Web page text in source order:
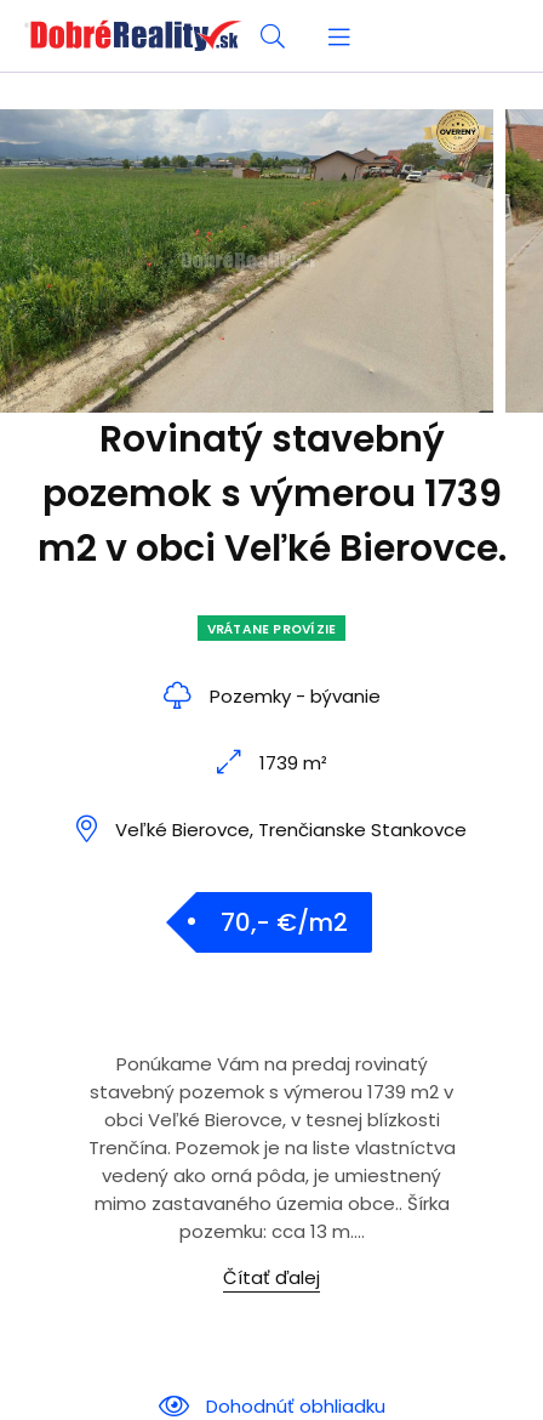
Rovinatý stavebný
pozemok s výmerou 1739
m2 v obci Veľké Bierovce.
VRÁTANE PROVÍZIE
Pozemky - bývanie
1739 m²
Veľké Bierovce, Trenčianske Stankovce
70,- €/m2
Ponúkame Vám na predaj rovinatý
stavebný pozemok s výmerou 1739 m2 v
obci Veľké Bierovce, v tesnej blízkosti
Trenčína. Pozemok je na liste vlastníctva
vedený ako orná pôda, je umiestnený
mimo zastavaného územia obce.. Šírka
pozemku: cca 13 m....
Čítať ďalej
Dohodnúť obhliadku